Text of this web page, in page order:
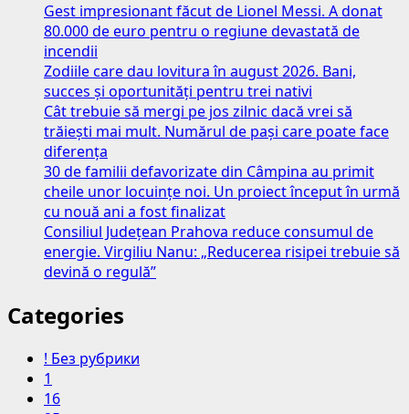
Gest impresionant făcut de Lionel Messi. A donat
80.000 de euro pentru o regiune devastată de
incendii
Zodiile care dau lovitura în august 2026. Bani,
succes și oportunități pentru trei nativi
Cât trebuie să mergi pe jos zilnic dacă vrei să
trăiești mai mult. Numărul de pași care poate face
diferența
30 de familii defavorizate din Câmpina au primit
cheile unor locuințe noi. Un proiect început în urmă
cu nouă ani a fost finalizat
Consiliul Județean Prahova reduce consumul de
energie. Virgiliu Nanu: „Reducerea risipei trebuie să
devină o regulă”
Categories
! Без рубрики
1
16